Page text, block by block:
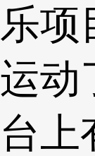
乐项
运动
台上